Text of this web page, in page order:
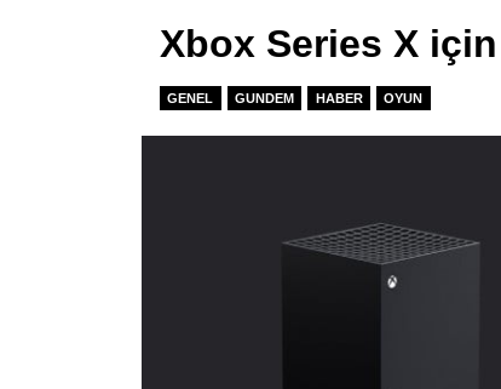
Xbox Series X için
GENEL GUNDEM HABER OYUN